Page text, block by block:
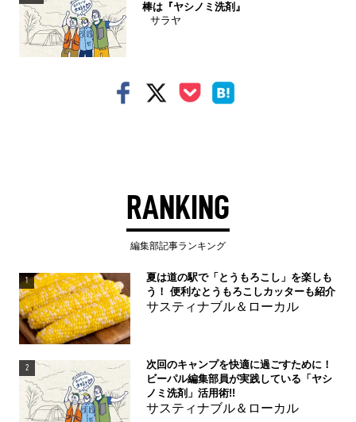
棒は『ヤシノミ洗剤』
サラヤ
RANKING
編集部記事ランキング
1
夏は道の駅で「とうもろこし」を楽しも
う！ 便利なとうもろこしカッターも紹介
サスティナブル＆ローカル
2
次回のキャンプを快適に過ごすために！
ビーパル編集部員が実践している「ヤシ
ノミ洗剤」活用術!!
サスティナブル＆ローカル